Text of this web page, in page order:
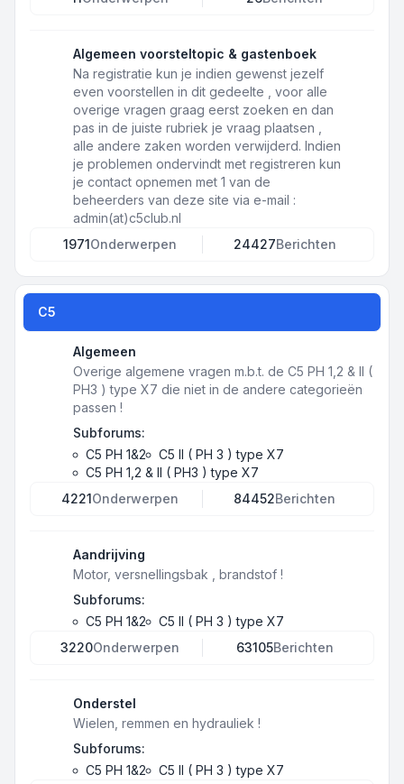
Algemeen voorsteltopic & gastenboek
Na registratie kun je indien gewenst jezelf
even voorstellen in dit gedeelte , voor alle
overige vragen graag eerst zoeken en dan
pas in de juiste rubriek je vraag plaatsen ,
alle andere zaken worden verwijderd. Indien
je problemen ondervindt met registreren kun
je contact opnemen met 1 van de
beheerders van deze site via e-mail :
admin(at)c5club.nl
1971Onderwerpen 24427Berichten
C5
Algemeen
Overige algemene vragen m.b.t. de C5 PH 1,2 & II (
PH3 ) type X7 die niet in de andere categorieën
passen !
Subforums:
C5 PH 1&2
C5 II ( PH 3 ) type X7
C5 PH 1,2 & II ( PH3 ) type X7
4221Onderwerpen 84452Berichten
Aandrijving
Motor, versnellingsbak , brandstof !
Subforums:
C5 PH 1&2
C5 II ( PH 3 ) type X7
3220Onderwerpen 63105Berichten
Onderstel
Wielen, remmen en hydrauliek !
Subforums:
C5 PH 1&2
C5 II ( PH 3 ) type X7